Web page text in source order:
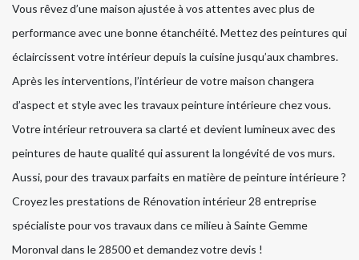
Vous rêvez d’une maison ajustée à vos attentes avec plus de
performance avec une bonne étanchéité. Mettez des peintures qui
éclaircissent votre intérieur depuis la cuisine jusqu’aux chambres.
Après les interventions, l’intérieur de votre maison changera
d’aspect et style avec les travaux peinture intérieure chez vous.
Votre intérieur retrouvera sa clarté et devient lumineux avec des
peintures de haute qualité qui assurent la longévité de vos murs.
Aussi, pour des travaux parfaits en matière de peinture intérieure ?
Croyez les prestations de Rénovation intérieur 28 entreprise
spécialiste pour vos travaux dans ce milieu à Sainte Gemme
Moronval dans le 28500 et demandez votre devis !